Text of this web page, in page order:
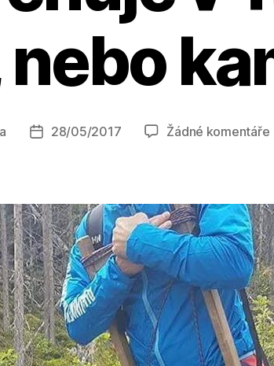
Datum
28/05/2017 Žádné komentářeu